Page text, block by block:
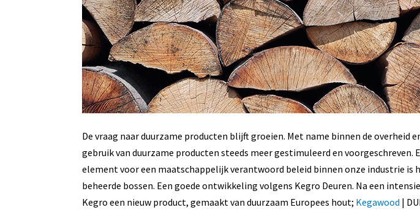
De vraag naar duurzame producten blijft groeien. Met name binnen de overheid
gebruik van duurzame producten steeds meer gestimuleerd en voorgeschreven.
element voor een maatschappelijk verantwoord beleid binnen onze industrie is
beheerde bossen. Een goede ontwikkeling volgens Kegro Deuren. Na een
Kegro een nieuw product, gemaakt van duurzaam Europees hout; Kegawood |